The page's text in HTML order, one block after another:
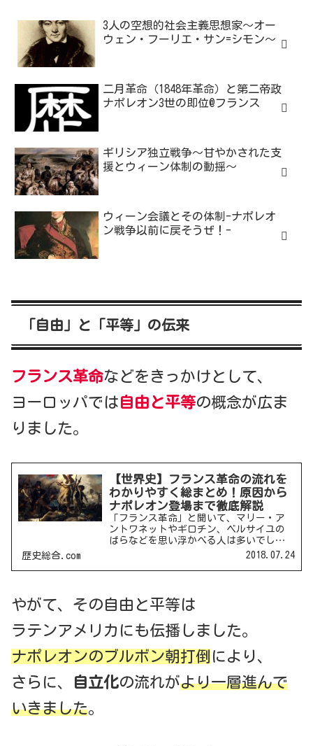
3人の空想的社会主義思想家～オー
ウェン・フーリエ・サン=シモン～
二月革命（1848年革命）と第二帝政
ナポレオン3世の即位@フランス
ギリシア独立戦争～甘やかされた支
援とウィーン体制の動揺～
ウィーン会議とその体制-ナポレオ
ン戦争以前に戻そうぜ！-
「自由」と「平等」の伝来
フランス革命などをきっかけとして、
ヨーロッパでは自由と平等の概念が広ま
りました。
【世界史】フランス革命の流れを
わかりやすく総まとめ！原因から
ナポレオン登場まで徹底解説
「フランス革命」と聞いて、マリー・ア
ントワネットやギロチン、ベルサイユの
ばらなどを思い浮かべる人は多いでしょ
う。 しかし、1789年から約10年間続いた
し劇ではありません。現代の私たちが当
歴史総合.com 2018.07.24
やがて、その自由と平等は
ラテンアメリカにも伝播しました。
ナポレオンのブルボン朝打倒 により、
さらに、
自立化の流れがより一層進んで
いきました。